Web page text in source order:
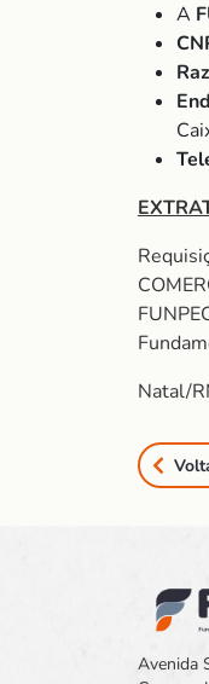
A
Natal/
Avenida